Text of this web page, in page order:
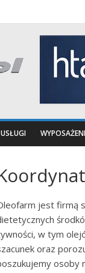
USŁUGI
jest firmą
w tym
oraz
osoby